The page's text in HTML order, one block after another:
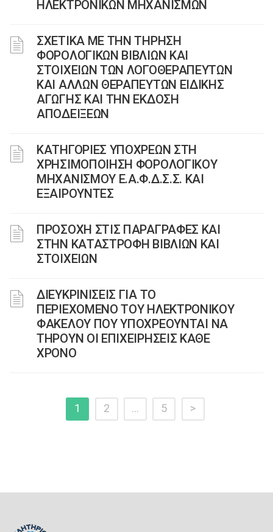
ΗΛΕΚΤΡΟΝΙΚΩΝ ΜΗΧΑΝΙΣΜΩΝ
ΣΧΕΤΙΚΑ ΜΕ ΤΗΝ ΤΗΡΗΣΗ
ΦΟΡΟΛΟΓΙΚΩΝ ΒΙΒΛΙΩΝ ΚΑΙ
ΣΤΟΙΧΕΙΩΝ ΤΩΝ ΛΟΓΟΘΕΡΑΠΕΥΤΩΝ
ΚΑΙ ΑΛΛΩΝ ΘΕΡΑΠΕΥΤΩΝ ΕΙΔΙΚΗΣ
ΑΓΩΓΗΣ ΚΑΙ ΤΗΝ ΕΚΔΟΣΗ
ΑΠΟΔΕΙΞΕΩΝ
ΚΑΤΗΓΟΡΙΕΣ ΥΠΟΧΡΕΩΝ ΣΤΗ
ΧΡΗΣΙΜΟΠΟΙΗΣΗ ΦΟΡΟΛΟΓΙΚΟΥ
ΜΗΧΑΝΙΣΜΟΥ Ε.Α.Φ.Δ.Σ.Σ. ΚΑΙ
ΕΞΑΙΡΟΥΝΤΕΣ
ΠΡΟΣΟΧΗ ΣΤΙΣ ΠΑΡΑΓΡΑΦΕΣ ΚΑΙ
ΣΤΗΝ ΚΑΤΑΣΤΡΟΦΗ ΒΙΒΛΙΩΝ ΚΑΙ
ΣΤΟΙΧΕΙΩΝ
ΔΙΕΥΚΡΙΝΙΣΕΙΣ ΓΙΑ ΤΟ
ΠΕΡΙΕΧΟΜΕΝΟ ΤΟΥ ΗΛΕΚΤΡΟΝΙΚΟΥ
ΦΑΚΕΛΟΥ ΠΟΥ ΥΠΟΧΡΕΟΥΝΤΑΙ ΝΑ
ΤΗΡΟΥΝ ΟΙ ΕΠΙΧΕΙΡΗΣΕΙΣ ΚΑΘΕ
ΧΡΟΝΟ
1 2 … 5 >